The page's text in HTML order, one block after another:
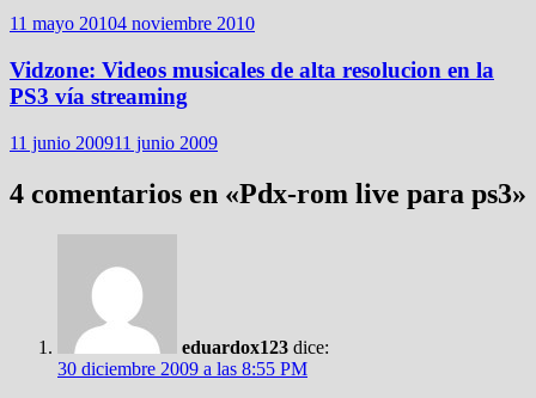
11 mayo 20104 noviembre 2010
Vidzone: Videos musicales de alta resolucion en la
PS3 vía streaming
11 junio 200911 junio 2009
4 comentarios en «Pdx-rom live para ps3»
eduardox123 dice:
30 diciembre 2009 a las 8:55 PM